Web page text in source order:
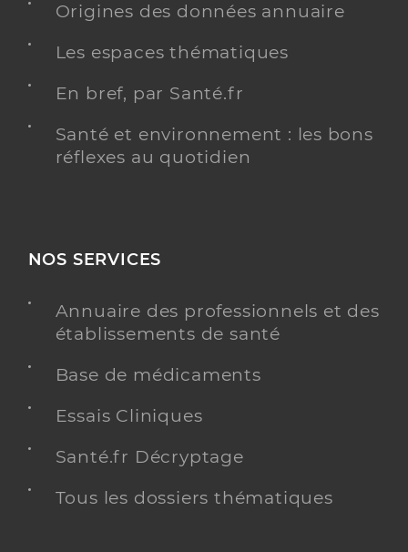
Origines des données annuaire
Les espaces thématiques
En bref, par Santé.fr
Santé et environnement : les bons
réflexes au quotidien
NOS SERVICES
Annuaire des professionnels et des
établissements de santé
Base de médicaments
Essais Cliniques
Santé.fr Décryptage
Tous les dossiers thématiques